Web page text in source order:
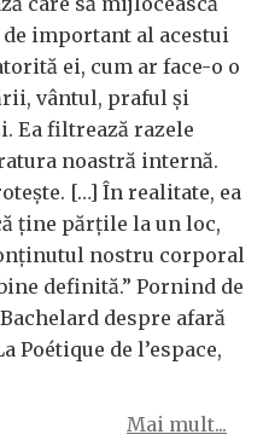
important al acestui
ei, cum ar face-o o
vântul, praful și
Ea filtrează razele
noastră internă.
[…] În realitate, ea
ține părțile la un loc,
nostru corporal
definită.” Pornind de
despre afară
Poétique de l’espace,
Mai mult...